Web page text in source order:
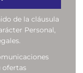
de la cláusula
Personal,
ofertas